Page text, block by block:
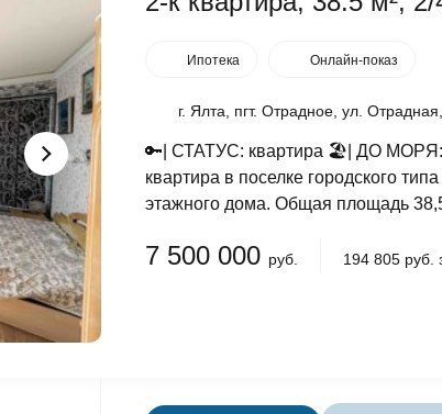
Ипотека Онлайн-показ
г. Ялта, пгт. Отрадное, ул.
🔑| СТАТУС: квартира 🏖️| ДО
квартира в поселке городского
этажного дома. Общая площадь
7 500 000 руб. 194 805 руб.